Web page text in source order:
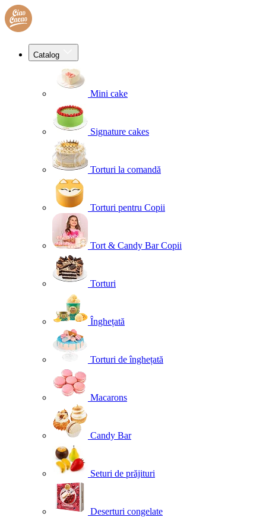
Catalog
Mini cake
Signature cakes
Torturi la comandă
Torturi pentru Copii
Tort & Candy Bar Copii
Torturi
Înghețată
Torturi de înghețată
Macarons
Candy Bar
Seturi de prăjituri
Deserturi congelate